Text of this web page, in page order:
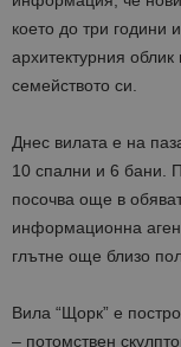
което до три години
архитектурния
семейството си.
Днес вилата е на
10 спални и 6 бани.
посочва още в
информационна
глътне още близо
Вила “Щорк” е
– потомствен